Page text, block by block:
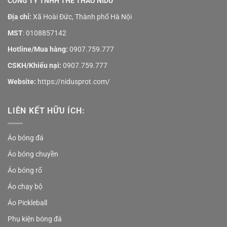
Địa chỉ: Xã Hoài Đức, Thành phố Hà Nội
MST: 0108857142
Hotline/Mua hàng: 0907.759.777
CSKH/Khiếu nại: 0907.759.777
Website: https://nidusprot.com/
LIÊN KẾT HỮU ÍCH:
Áo bóng đá
Áo bóng chuyền
Áo bóng rổ
Áo chạy bộ
Áo Pickleball
Phụ kiện bóng đá